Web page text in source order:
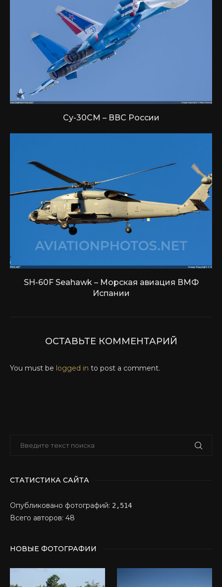
Су-30СМ – ВВС России
SH-60F Seahawk – Морская авиация ВМФ
Испании
ОСТАВЬТЕ КОММЕНТАРИЙ
You must be logged in to post a comment.
СТАТИСТИКА САЙТА
Опубликовано фотографий: 2,514
Всего авторов: 48
НОВЫЕ ФОТОГРАФИИ